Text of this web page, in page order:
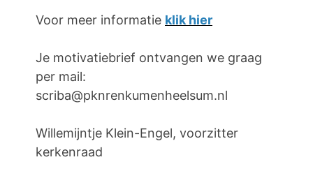
Voor meer informatie klik hier
Je motivatiebrief ontvangen we graag
per mail:
scriba@pknrenkumenheelsum.nl
Willemijntje Klein-Engel, voorzitter
kerkenraad